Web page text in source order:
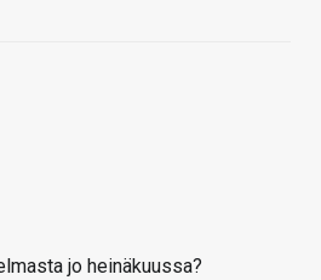
jo heinäkuussa?